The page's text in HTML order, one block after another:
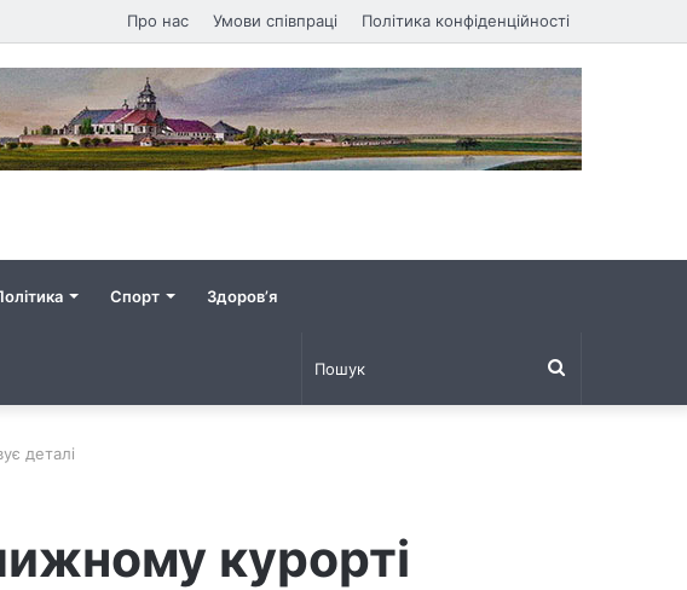
Про нас Умови співпраці Політика конфіденційності
Спорт Здоров’я
деталі
курорті